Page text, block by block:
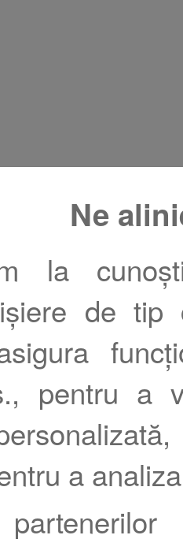
Ne
la
de tip
pentru a
a